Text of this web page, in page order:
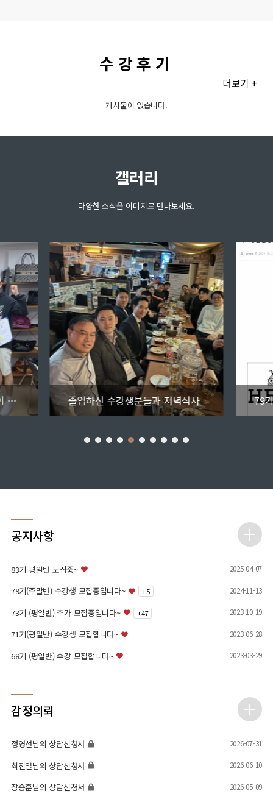
수강후기
더보기 +
게시물이 없습니다.
갤러리
다양한 소식을 이미지로 만나보세요.
84기 평일반(목금) 사장님들이 좋은 점수로… 졸업하신 수강생분들과 저녁식사
공지사항
83기 평일반 모집중~ 2025-04-07
79기(주말반) 수강생 모집중입니다~ +5 2024-11-13
73기 (평일반) 추가 모집중입니다~ +47 2023-10-19
71기(평일반) 수강생 모집합니다~ 2023-06-28
68기 (평일반) 수강 모집합니다~ 2023-03-29
감정의뢰
정영선님의 상담신청서 2026-07-31
최진열님의 상담신청서 2026-06-10
장승훈님의 상담신청서 2026-05-09